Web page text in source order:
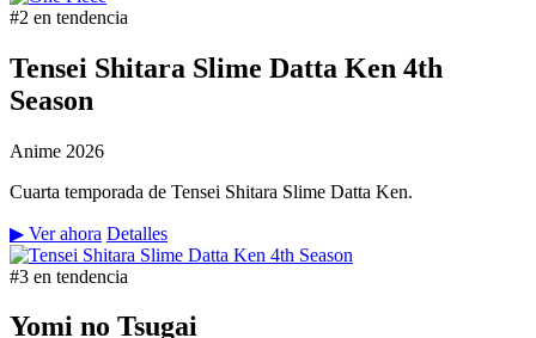
#2 en tendencia
Tensei Shitara Slime Datta Ken 4th
Season
Anime 2026
Cuarta temporada de Tensei Shitara Slime Datta Ken.
▶ Ver ahora Detalles
#3 en tendencia
Yomi no Tsugai